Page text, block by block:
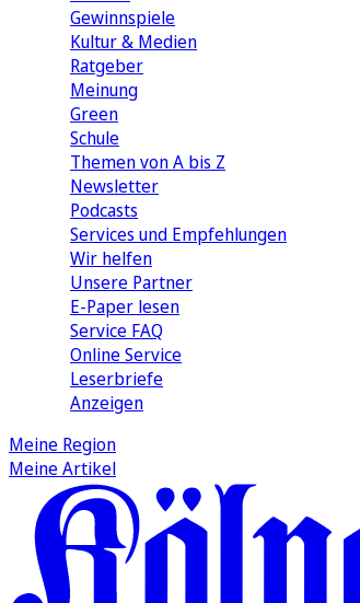
Gewinnspiele
Kultur & Medien
Ratgeber
Meinung
Green
Schule
Themen von A bis Z
Newsletter
Podcasts
Services und Empfehlungen
Wir helfen
Unsere Partner
E-Paper lesen
Service FAQ
Online Service
Leserbriefe
Anzeigen
Meine Region
Meine Artikel